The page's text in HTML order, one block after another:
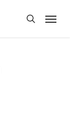
search
Menu